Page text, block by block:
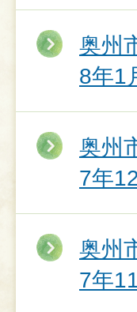
奥州
8年1
奥州
7年
奥州
7年